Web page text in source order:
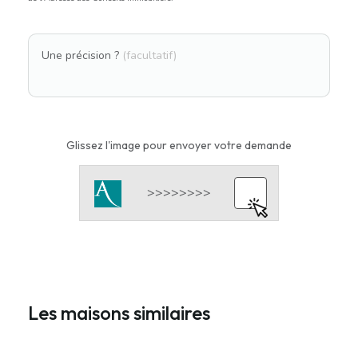
Une précision ? (facultatif)
Glissez l'image pour envoyer votre demande
Les maisons similaires